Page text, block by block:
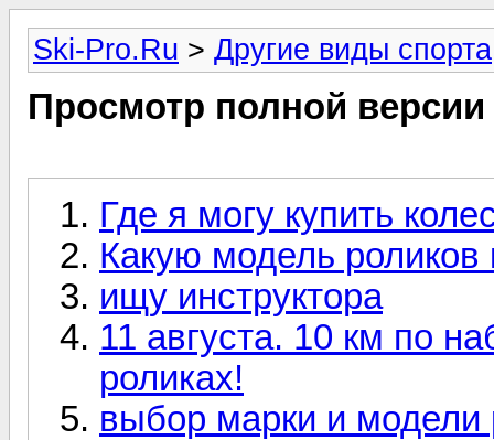
Ski-Pro.Ru > Другие виды спорта
Просмотр полной
Где я могу купить
Какую модель роликов
ищу инструктора
11 августа. 10 км по
роликах!
выбор марки и модели